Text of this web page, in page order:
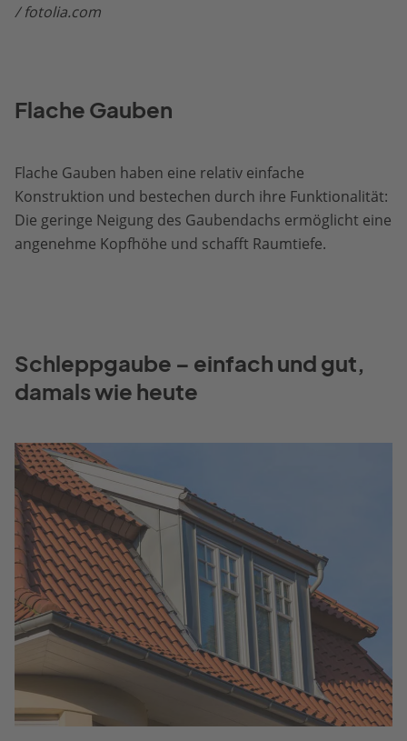
/ fotolia.com
Flache Gauben
Flache Gauben haben eine relativ einfache
Konstruktion und bestechen durch ihre Funktionalität:
Die geringe Neigung des Gaubendachs ermöglicht eine
angenehme Kopfhöhe und schafft Raumtiefe.
Schleppgaube – einfach und gut,
damals wie heute